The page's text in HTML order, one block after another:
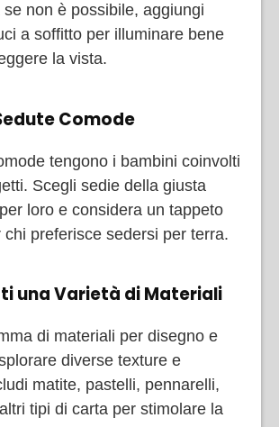
non è possibile, aggiungi
a soffitto per illuminare bene
la vista.
Comode
tengono i bambini coinvolti
Scegli sedie della giusta
loro e considera un tappeto
chi preferisce sedersi per terra.
una Varietà di Materiali
di materiali per disegno e
diverse texture e
matite, pastelli, pennarelli,
tipi di carta per stimolare la